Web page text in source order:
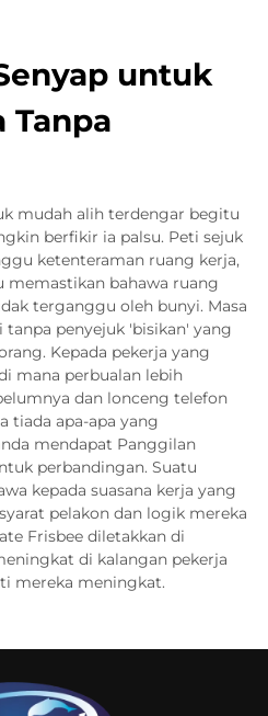
untuk
Tanpa
mudah alih terdengar begitu
berfikir ia palsu. Peti sejuk
ketenteraman ruang kerja,
bahawa ruang
terganggu oleh bunyi. Masa
penyejuk 'bisikan' yang
Kepada pekerja yang
mana perbualan lebih
dan lonceng telefon
tiada apa-apa yang
mendapat Panggilan
perbandingan. Suatu
kepada suasana kerja yang
pelakon dan logik mereka
Frisbee diletakkan di
di kalangan pekerja
mereka meningkat.